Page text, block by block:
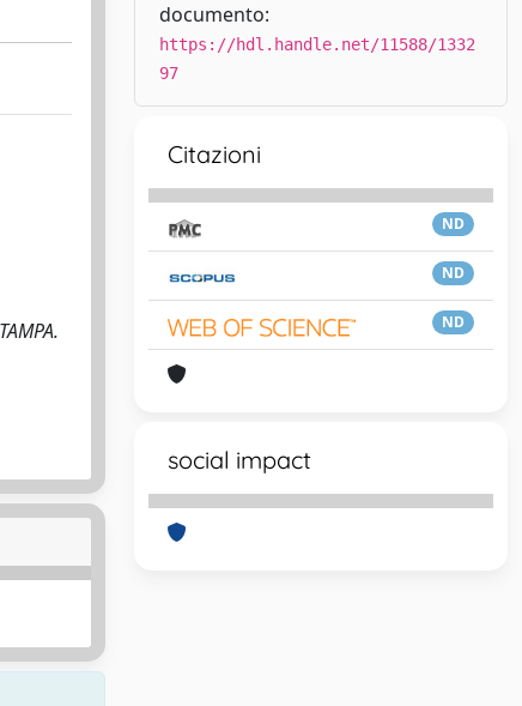
documento:
https://hdl.handle.net/11588/1332
97
Citazioni
ND
ND
ND
social impact